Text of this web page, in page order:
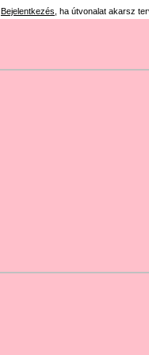
Bejelentkezés , ha útvonalat akarsz